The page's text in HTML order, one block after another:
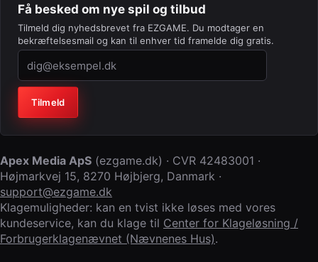
Få besked om nye spil og tilbud
Tilmeld dig nyhedsbrevet fra EZGAME. Du modtager en
bekræftelsesmail og kan til enhver tid framelde dig gratis.
Virksomhed (lad feltet stå tomt)
Tilmeld
Apex Media ApS (ezgame.dk) · CVR 42483001 ·
Højmarkvej 15, 8270 Højbjerg, Danmark ·
support@ezgame.dk
Klagemuligheder: kan en tvist ikke løses med vores
kundeservice, kan du klage til Center for Klageløsning /
Forbrugerklagenævnet (Nævnenes Hus).